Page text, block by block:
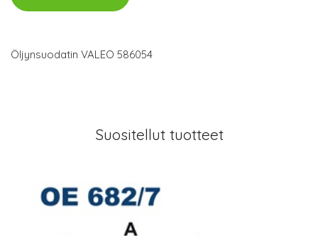
Öljynsuodatin VALEO 586054
Suositellut tuotteet